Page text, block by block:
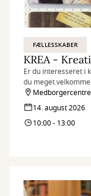
FÆLLESSKABER
Er du interesseret i
du meget
som finder sted
14. august 2026
10:00 - 13:00